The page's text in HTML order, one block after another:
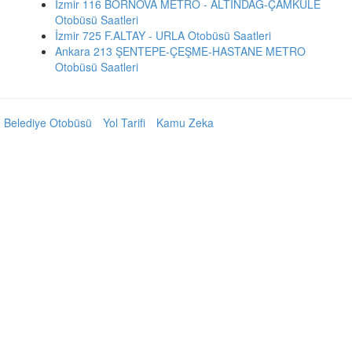
İzmir 116 BORNOVA METRO - ALTINDAĞ-ÇAMKULE
Otobüsü Saatleri
İzmir 725 F.ALTAY - URLA Otobüsü Saatleri
Ankara 213 ŞENTEPE-ÇEŞME-HASTANE METRO
Otobüsü Saatleri
Belediye Otobüsü Yol Tarifi Kamu Zeka